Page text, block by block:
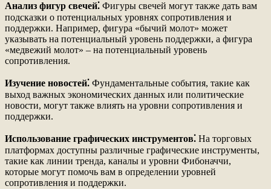
Анализ фигур свечей⁚ Фигуры свечей могут также дать вам
подсказки о потенциальных уровнях сопротивления и
поддержки. Например, фигура «бычий молот» может
указывать на потенциальный уровень поддержки, а фигура
«медвежий молот» ‒ на потенциальный уровень
сопротивления.
Изучение новостей⁚ Фундаментальные события, такие как
выход важных экономических данных или политические
новости, могут также влиять на уровни сопротивления и
поддержки.
Использование графических инструментов⁚ На торговых
платформах доступны различные графические инструменты,
такие как линии тренда, каналы и уровни Фибоначчи,
которые могут помочь вам в определении уровней
сопротивления и поддержки.